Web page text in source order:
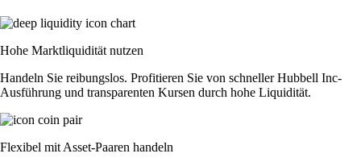
Hohe Marktliquidität nutzen
Handeln Sie reibungslos. Profitieren Sie von schneller Hubbell Inc-
Ausführung und transparenten Kursen durch hohe Liquidität.
Flexibel mit Asset-Paaren handeln